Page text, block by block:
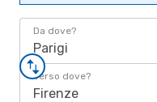
Da dove?
Parigi
Verso dove?
Firenze